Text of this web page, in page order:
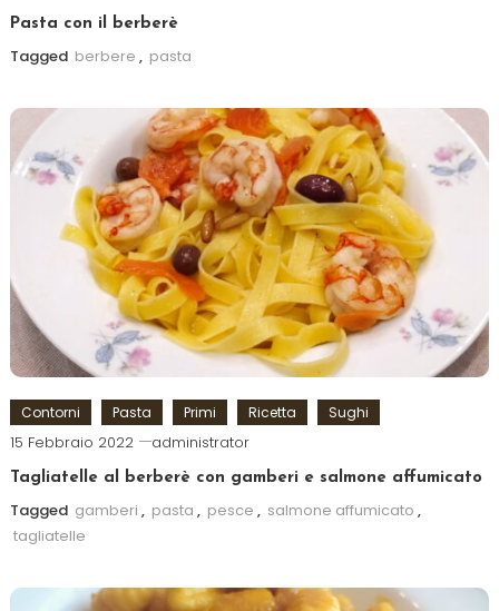
Pasta con il berberè
Tagged berbere , pasta
Contorni Pasta Primi Ricetta Sughi
15 Febbraio 2022 administrator
Tagliatelle al berberè con gamberi e salmone affumicato
Tagged gamberi , pasta , pesce , salmone affumicato ,
tagliatelle